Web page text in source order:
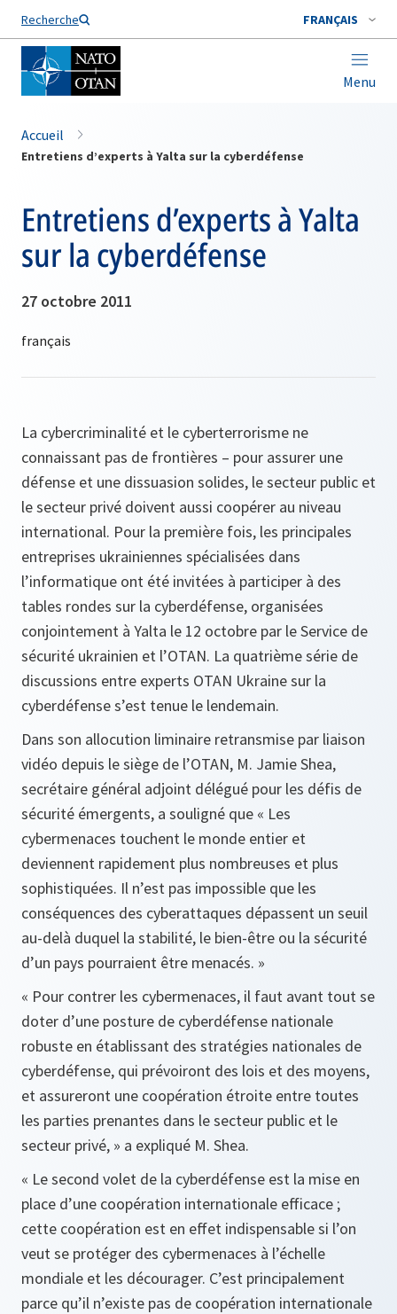
Recherche FRANÇAIS
Menu
Nom de famille*
Accueil
Entretiens d’experts à Yalta sur la cyberdéfense
Entretiens d’experts à Yalta
sur la cyberdéfense
27 octobre 2011
La cybercriminalité et le cyberterrorisme ne
connaissant pas de frontières – pour assurer une
défense et une dissuasion solides, le secteur public et
le secteur privé doivent aussi coopérer au niveau
international. Pour la première fois, les principales
entreprises ukrainiennes spécialisées dans
l’informatique ont été invitées à participer à des
tables rondes sur la cyberdéfense, organisées
conjointement à Yalta le 12 octobre par le Service de
sécurité ukrainien et l’OTAN. La quatrième série de
discussions entre experts OTAN Ukraine sur la
cyberdéfense s’est tenue le lendemain.
Dans son allocution liminaire retransmise par liaison
vidéo depuis le siège de l’OTAN, M. Jamie Shea,
secrétaire général adjoint délégué pour les défis de
sécurité émergents, a souligné que « Les
cybermenaces touchent le monde entier et
deviennent rapidement plus nombreuses et plus
sophistiquées. Il n’est pas impossible que les
conséquences des cyberattaques dépassent un seuil
au-delà duquel la stabilité, le bien-être ou la sécurité
d’un pays pourraient être menacés. »
« Pour contrer les cybermenaces, il faut avant tout se
doter d’une posture de cyberdéfense nationale
robuste en établissant des stratégies nationales de
cyberdéfense, qui prévoiront des lois et des moyens,
et assureront une coopération étroite entre toutes
les parties prenantes dans le secteur public et le
secteur privé, » a expliqué M. Shea.
« Le second volet de la cyberdéfense est la mise en
place d’une coopération internationale efficace ;
cette coopération est en effet indispensable si l’on
veut se protéger des cybermenaces à l’échelle
mondiale et les décourager. C’est principalement
parce qu’il n’existe pas de coopération internationale